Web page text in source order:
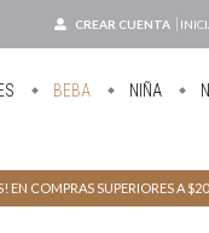
CREAR CUENTA
BEBA NIÑA
EN COMPRAS SUPERIORES A